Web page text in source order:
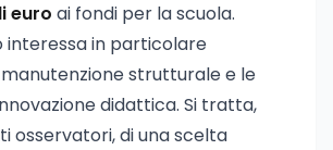
euro ai fondi per la scuola.
interessa in particolare
manutenzione strutturale e le
didattica. Si tratta,
osservatori, di una scelta